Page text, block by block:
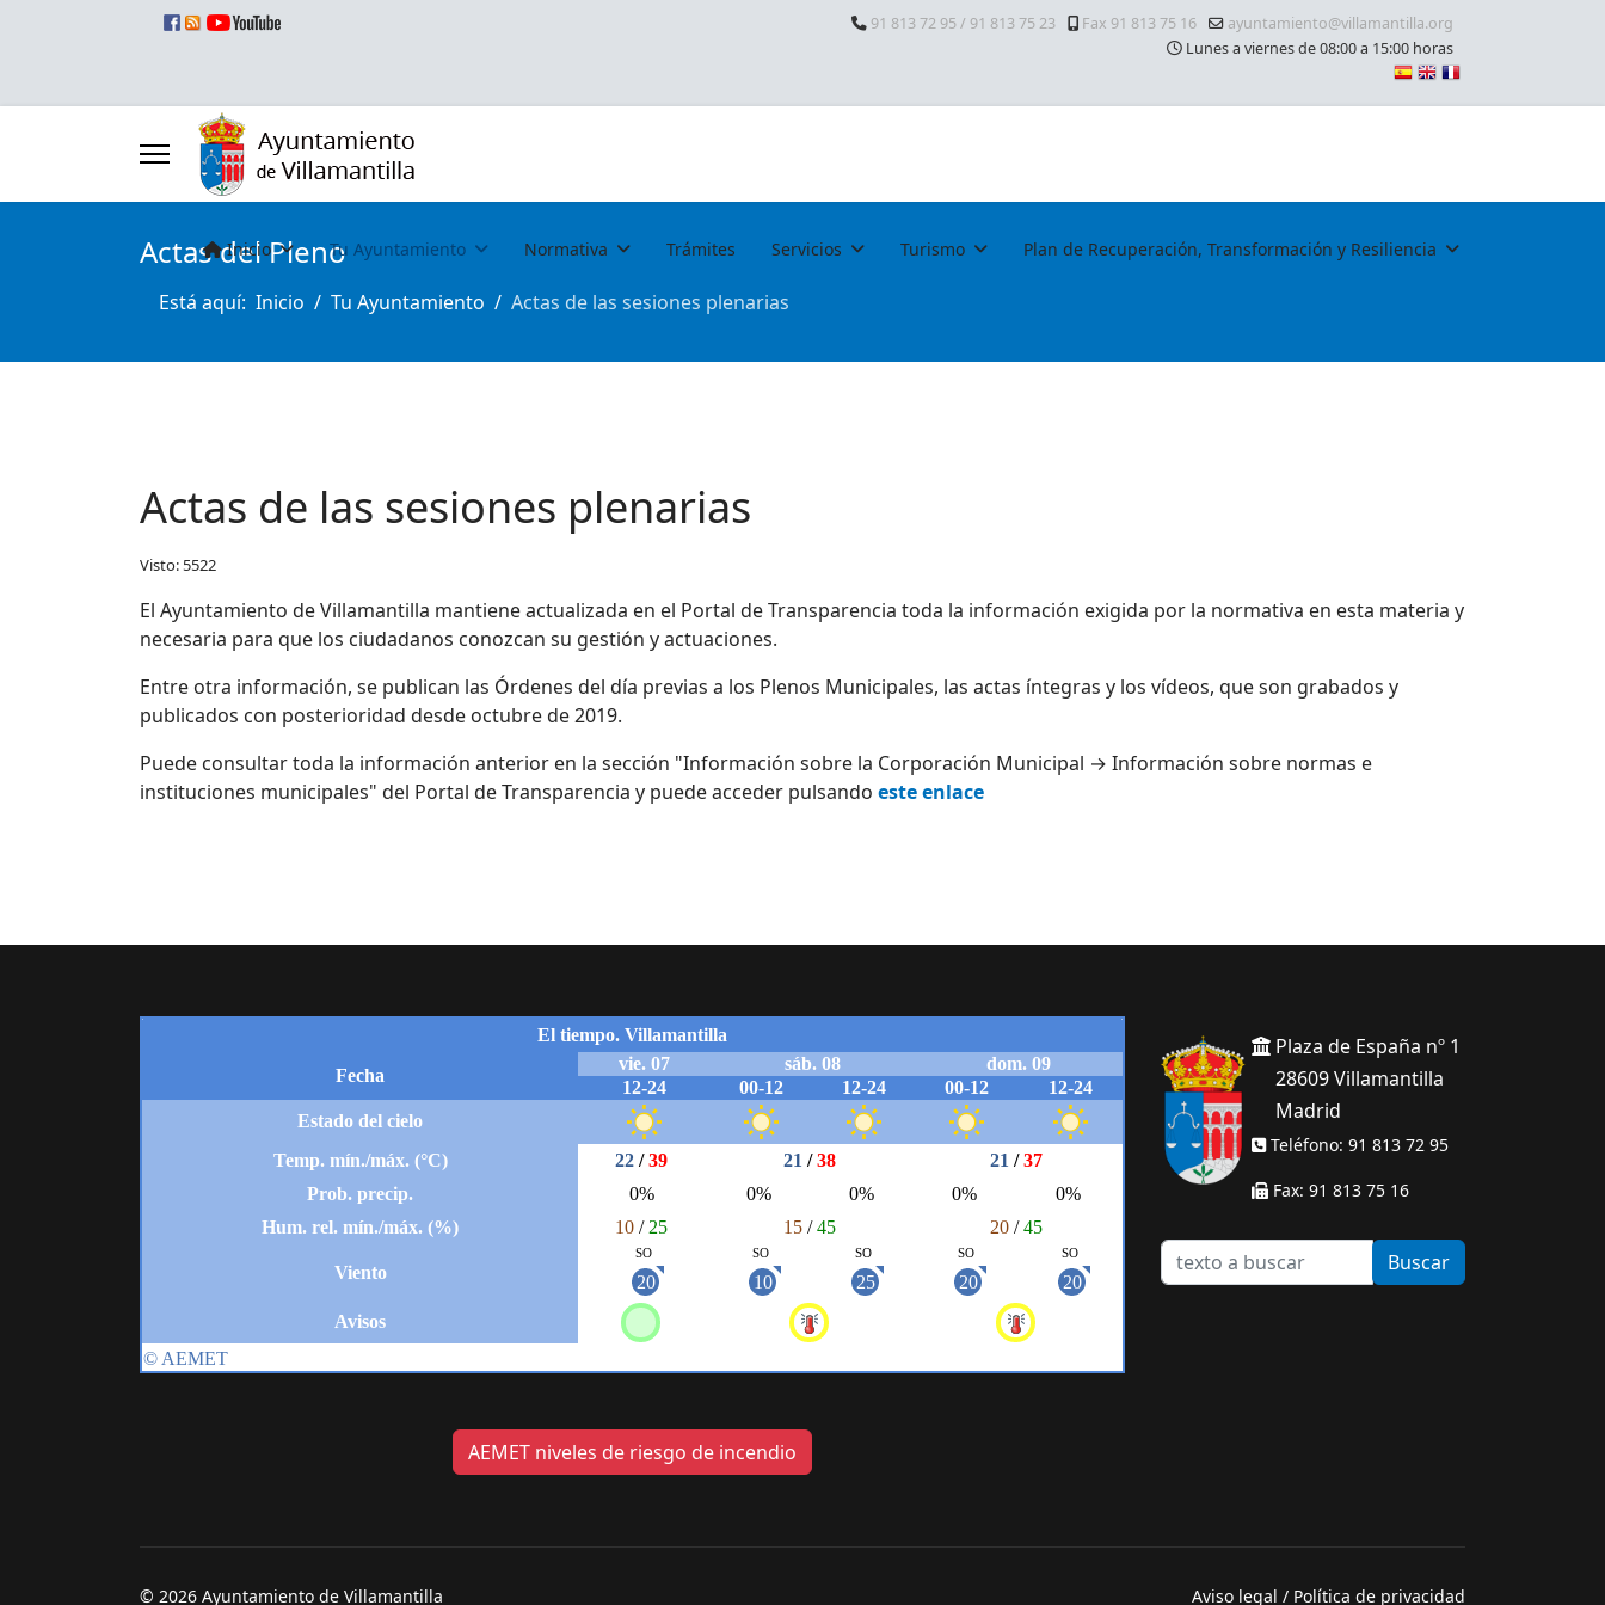
91 813 72 95 / 91 813 75 23 Fax 91 813 75 16
ayuntamiento@villamantilla.org
Lunes a viernes de 08:00 a 15:00 horas
Inicio Tu Ayuntamiento Normativa Trámites Servicios Turismo Plan de Recuperación, Transformación y Resiliencia
Actas del Pleno
Está aquí: Inicio Tu Ayuntamiento Actas de las sesiones plenarias
Actas de las sesiones plenarias
Visto: 5522
El Ayuntamiento de Villamantilla mantiene actualizada en el Portal de Transparencia toda la información exigida por la normativa en esta materia y
necesaria para que los ciudadanos conozcan su gestión y actuaciones.
Entre otra información, se publican las Órdenes del día previas a los Plenos Municipales, las actas íntegras y los vídeos, que son grabados y
publicados con posterioridad desde octubre de 2019.
Puede consultar toda la información anterior en la sección "Información sobre la Corporación Municipal → Información sobre normas e
instituciones municipales" del Portal de Transparencia y puede acceder pulsando este enlace
AEMET niveles de riesgo de incendio
Plaza de España nº 1
28609 Villamantilla
Madrid
Teléfono: 91 813 72 95
Fax: 91 813 75 16
texto
a
Buscar
© 2026 Ayuntamiento de Villamantilla Aviso legal / Política de privacidad